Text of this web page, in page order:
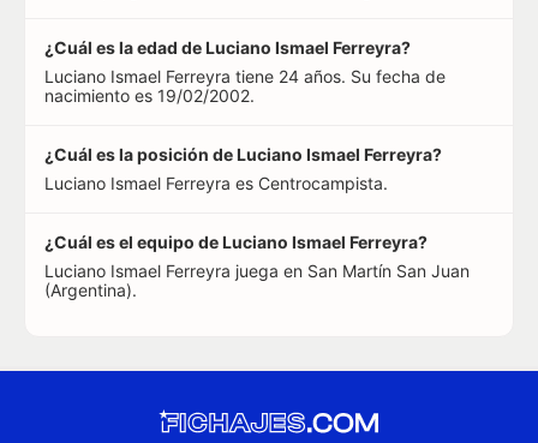
¿Cuál es la edad de Luciano Ismael Ferreyra?
Luciano Ismael Ferreyra tiene 24 años. Su fecha de
nacimiento es 19/02/2002.
¿Cuál es la posición de Luciano Ismael Ferreyra?
Luciano Ismael Ferreyra es Centrocampista.
¿Cuál es el equipo de Luciano Ismael Ferreyra?
Luciano Ismael Ferreyra juega en San Martín San Juan
(Argentina).